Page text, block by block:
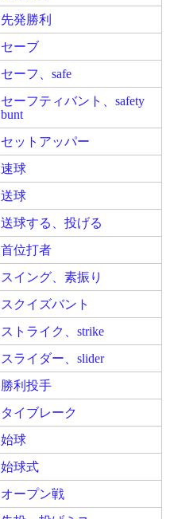
先発勝利
セーブ
セーフ、safe
セーフティバント、safety
bunt
セットアッパー
速球
送球
送球する、投げる
首位打者
スイング、素振り
スクイズバント
ストライク、strike
スライダー、slider
勝利投手
タイブレーク
始球
始球式
オープン戦